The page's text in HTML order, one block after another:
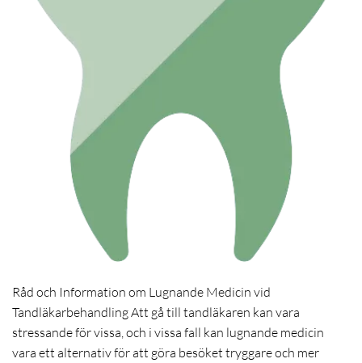
Råd och Information om Lugnande Medicin vid
Tandläkarbehandling Att gå till tandläkaren kan vara
stressande för vissa, och i vissa fall kan lugnande medicin
vara ett alternativ för att göra besöket tryggare och mer